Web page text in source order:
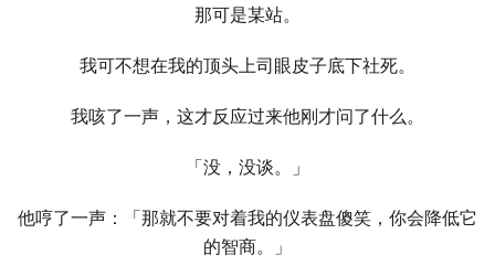
那可是某站。
我可不想在我的顶头上司眼皮子底下社死。
我咳了⼀声，这才反应过来他刚才问了什么。
「没，没谈。」
他哼了⼀声：「那就不要对着我的仪表盘傻笑，你会降低它
的智商。」